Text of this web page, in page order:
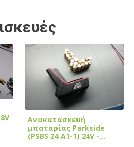
Ανακατασκευή
μπαταρίας Parkside
(PSBS 24 A1-1) 24V -…